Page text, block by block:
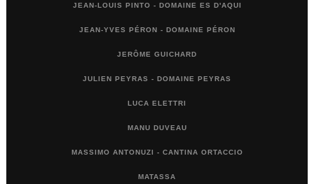
JEAN-LOUIS PINTO - DOMAINE ES D'AQUI
JEAN-YVES PÉRON - DOMAINE PÉRON
JERÔME GUICHARD
JULIEN PEYRAS - DOMAINE PEYRAS
LUCA ELETTRI
MANU DUVEAU
MASSIMO ANTONUZI - CANTINA ORTACCIO
MATASSA